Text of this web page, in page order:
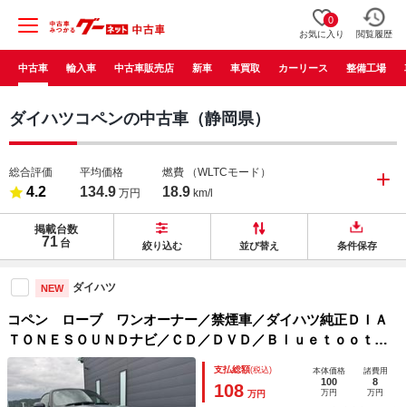
0
お気に入り 閲覧履歴
中古車 輸入車 中古車販売店 新車 車買取 カーリース 整備工場
ダイハツコペンの中古車（静岡県）
総合評価
4.2
平均価格
134.9 万円
燃費 （WLTCモード）
18.9 km/l
掲載台数
71 台 絞り込む 並び替え 条件保存
NEW ダイハツ
コペン ローブ ワンオーナー／禁煙車／ダイハツ純正ＤＩＡ
ＴＯＮＥＳＯＵＮＤナビ／ＣＤ／ＤＶＤ／Ｂｌｕｅｔｏｏｔｈ
／ＵＳＢ／ＥＴＣ／ＢＢＳ１６ＡＷ
支払総額(税込)
108 万円
本体価格
100
万円
諸費用
8
万円